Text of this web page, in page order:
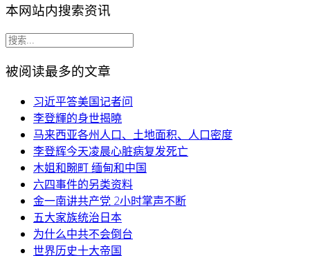
本网站内搜索资讯
被阅读最多的文章
习近平答美国记者问
李登輝的身世揭曉
马来西亚各州人口、土地面积、人口密度
李登辉今天凌晨心脏病复发死亡
木姐和畹町 缅甸和中国
六四事件的另类资料
金一南讲共产党 2小时掌声不断
五大家族统治日本
为什么中共不会倒台
世界历史十大帝国